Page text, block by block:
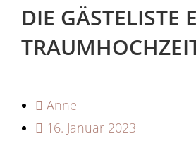
DIE GÄSTELISTE
Anne
16. Januar 2023